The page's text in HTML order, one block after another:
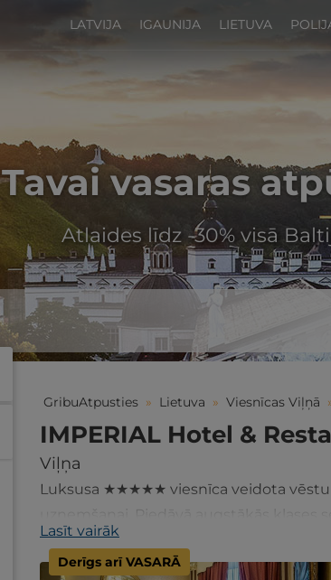
LATVIJA IGAUNIJA LIETUVA
Tavai vasaras
Atlaides līdz -30% visā
GribuAtpusties » Lietuva » Viesnīcas Viļņā
IMPERIAL Hotel &
Viļņa
Luksusa ★★★★★ viesnīca veidota
uzņemšanai. Piedāvā augstākās klases
Lasīt vairāk
Derīgs arī VASARĀ